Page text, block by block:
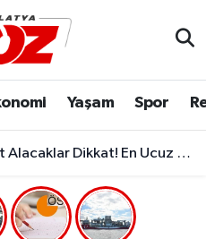
Yaşam Spor
En Ucuz Ve En Pahalı İlçe Belli Oldu
Haritası